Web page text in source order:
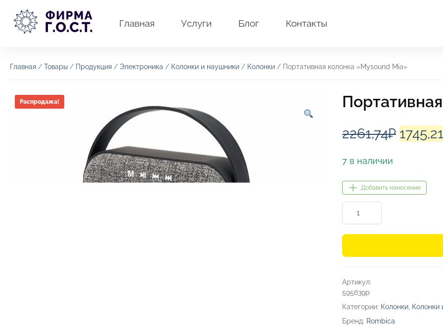
содержимому
Главная Услуги Блог Контакты
Главная / Товары / Продукция / Электроника / Колонки и наушники / Колонки / Портативная колонка «Mysound Mia»
Распродажа!
2261,74₽ 1745,21
7 в наличии
Добавить нанесение
товара
Портативная
Артикул:
595639p
Категории: Колонки Колонки
Бренд: Rombica